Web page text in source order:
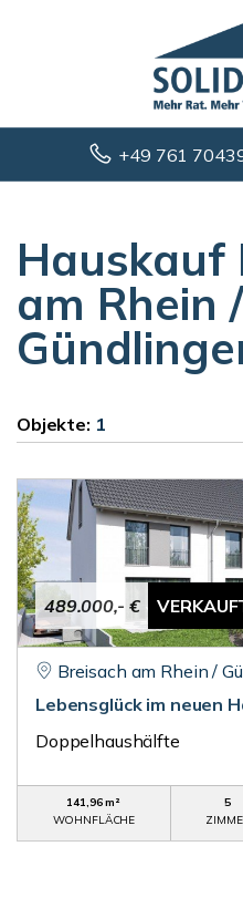
+49 761
Hauskauf
am Rhein /
Objekte: 1
489.000,- €
Breisach am Rhein /
Lebensglück im neuen
Doppelhaushälfte
141,96 m²
WOHNFLÄCHE
5